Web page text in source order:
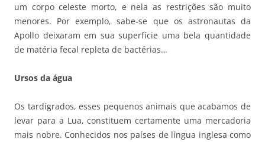
um corpo celeste morto, e nela as restrições são muito
menores. Por exemplo, sabe-se que os astronautas da
Apollo deixaram em sua superfície uma bela quantidade
de matéria fecal repleta de bactérias…
Ursos da água
Os tardígrados, esses pequenos animais que acabamos de
levar para a Lua, constituem certamente uma mercadoria
mais nobre. Conhecidos nos países de língua inglesa como